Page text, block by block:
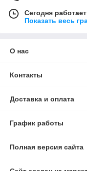
Сегодня
Показать весь
О нас
Контакты
Доставка и оплата
График работы
Полная версия сайта